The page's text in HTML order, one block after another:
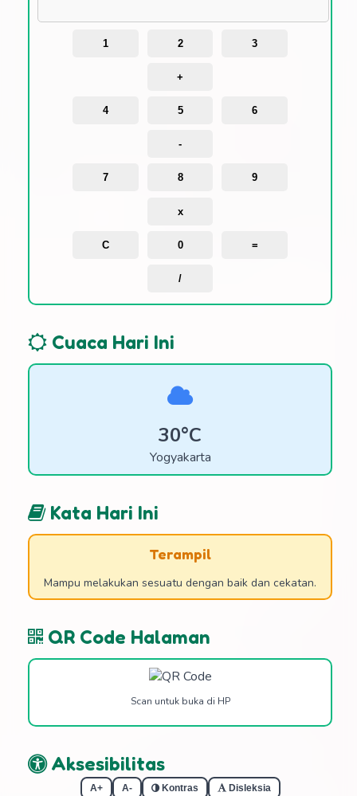
1 2 3
+
4 5 6
-
7 8 9
x
C 0 =
/
Cuaca Hari Ini
30°C
Yogyakarta
Kata Hari Ini
Terampil
Mampu melakukan sesuatu dengan baik dan cekatan.
QR Code Halaman
Scan untuk buka di HP
Aksesibilitas
A+ A- Kontras Disleksia